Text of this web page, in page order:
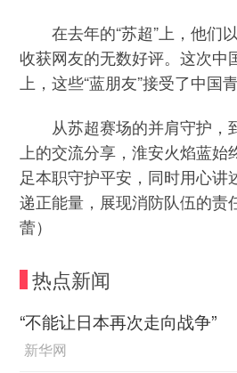
在去年的“苏超”上，他们以
收获网友的无数好评。这次中
上，这些“蓝朋友”接受了中国
从苏超赛场的并肩守护，
上的交流分享，淮安火焰蓝
足本职守护平安，同时用心讲
递正能量，展现消防队伍的责
蕾）
热点新闻
“不能让日本再次走向战争”
新华网